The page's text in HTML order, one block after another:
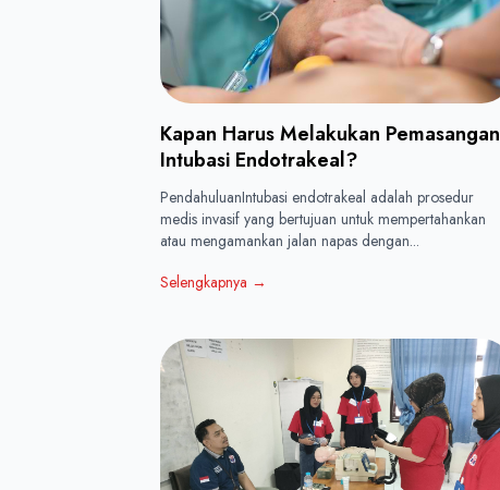
Kapan Harus Melakukan Pemasangan
Intubasi Endotrakeal?
PendahuluanIntubasi endotrakeal adalah prosedur
medis invasif yang bertujuan untuk mempertahankan
atau mengamankan jalan napas dengan...
Selengkapnya →